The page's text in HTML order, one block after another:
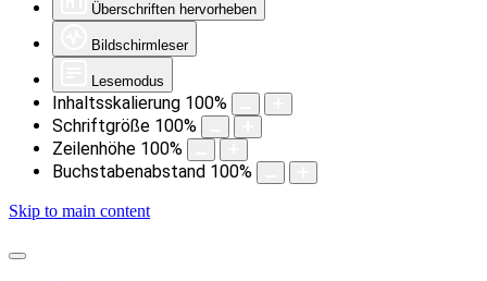
Überschriften hervorheben
Bildschirmleser
Lesemodus
Inhaltsskalierung 100%
Schriftgröße 100%
Zeilenhöhe 100%
Buchstabenabstand 100%
Skip to main content